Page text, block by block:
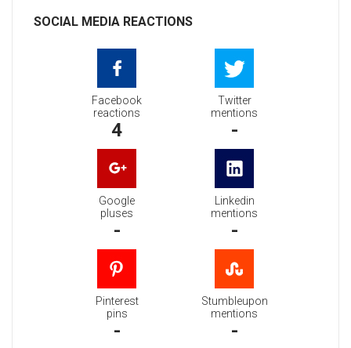
SOCIAL MEDIA REACTIONS
Facebook
reactions
4
Twitter
mentions
-
Google
pluses
-
Linkedin
mentions
-
Pinterest
pins
-
Stumbleupon
mentions
-